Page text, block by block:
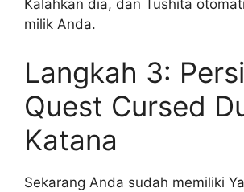
Kalahkan dia, dan Tushita
milik Anda.
Langkah 3:
Quest Cursed
Katana
Sekarang Anda sudah memiliki